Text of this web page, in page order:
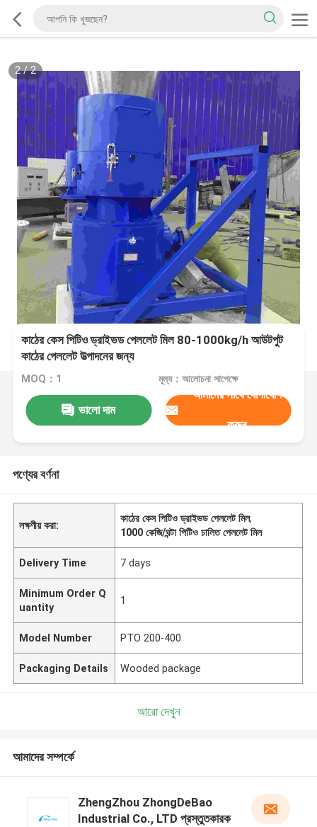
2/2
কাঠের কেস পিটিও ড্রাইভড পেললেট মিল 80-1000kg/h আউটপুট
কাঠের পেললেট উত্পাদনের জন্য
MOQ：1 মূল্য：আলোচনা সাপেক্ষে
ভালো দাম
আমাদের সাথে যোগাযোগ
করুন
পণ্যের বর্ণনা
লক্ষণীয় করা:
কাঠের কেস পিটিও ড্রাইভড পেললেট মিল,
1000 কেজি/ঘন্টা পিটিও চালিত পেললেট মিল
Delivery Time 7 days
Minimum Order Q
uantity
1
Model Number PTO 200-400
Packaging Details Wooded package
আরো দেখুন
আমাদের সম্পর্কে
ZhengZhou ZhongDeBao
Industrial Co., LTD প্রস্তুতকারক